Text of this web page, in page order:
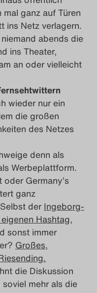
ganz auf Türen
ins Netz verlagern.
abends die
ins Theater,
an oder vielleicht
wieder nur ein
die großen
des Netzes
denn als
Werbeplattform.
Germany’s
ganz
derIngeborg-
Hashtag,
sonst immer
Großes,
die Diskussion
mehr als die